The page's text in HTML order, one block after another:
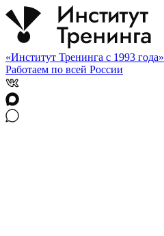
«Институт Тренинга с 1993 года»
Работаем по всей России